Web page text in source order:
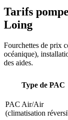
Tarifs
Loing
Fourchettes de prix
océanique),
des aides.
Type de PAC
PAC Air/Air
(climatisation